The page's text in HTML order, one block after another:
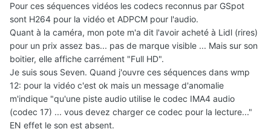
Pour ces séquences vidéos les codecs reconnus par GSpot
sont H264 pour la vidéo et ADPCM pour l'audio.
Quant à la caméra, mon pote m'a dit l'avoir acheté à Lidl (rires)
pour un prix assez bas... pas de marque visible ... Mais sur son
boitier, elle affiche carrément "Full HD".
Je suis sous Seven. Quand j'ouvre ces séquences dans wmp
12: pour la vidéo c'est ok mais un message d'anomalie
m'indique "qu'une piste audio utilise le codec IMA4 audio
(codec 17) ... vous devez charger ce codec pour la lecture..."
EN effet le son est absent.